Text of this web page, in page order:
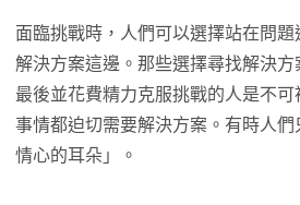
面臨挑戰時，人們可以選擇站在問
解決方案這邊。那些選擇尋找解決方
最後並花費精力克服挑戰的人是不
事情都迫切需要解決方案。有時人們
情心的耳朵」。